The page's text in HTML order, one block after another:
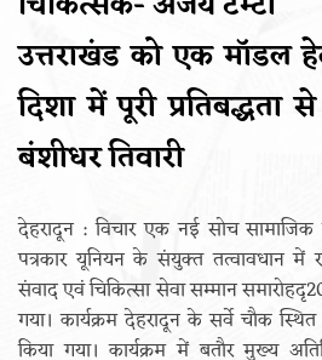
उत्तराखंड को एक मॉडल
दिशा में पूरी प्रतिबद्धता
बंशीधर तिवारी
देहरादून : विचार एक नई सोच सामाजिक
पत्रकार यूनियन के संयुक्त तत्वावधान में
संवाद एवं चिकित्सा सेवा सम्मान
गया। कार्यक्रम देहरादून के सर्वे चौक
किया गया। कार्यक्रम में बतौर मुख्य